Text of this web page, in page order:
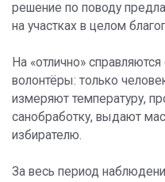
решение по поводу
на участках в целом
На «отлично»
волонтёры: только
измеряют температуру,
санобработку, выдают
избирателю.
За весь период